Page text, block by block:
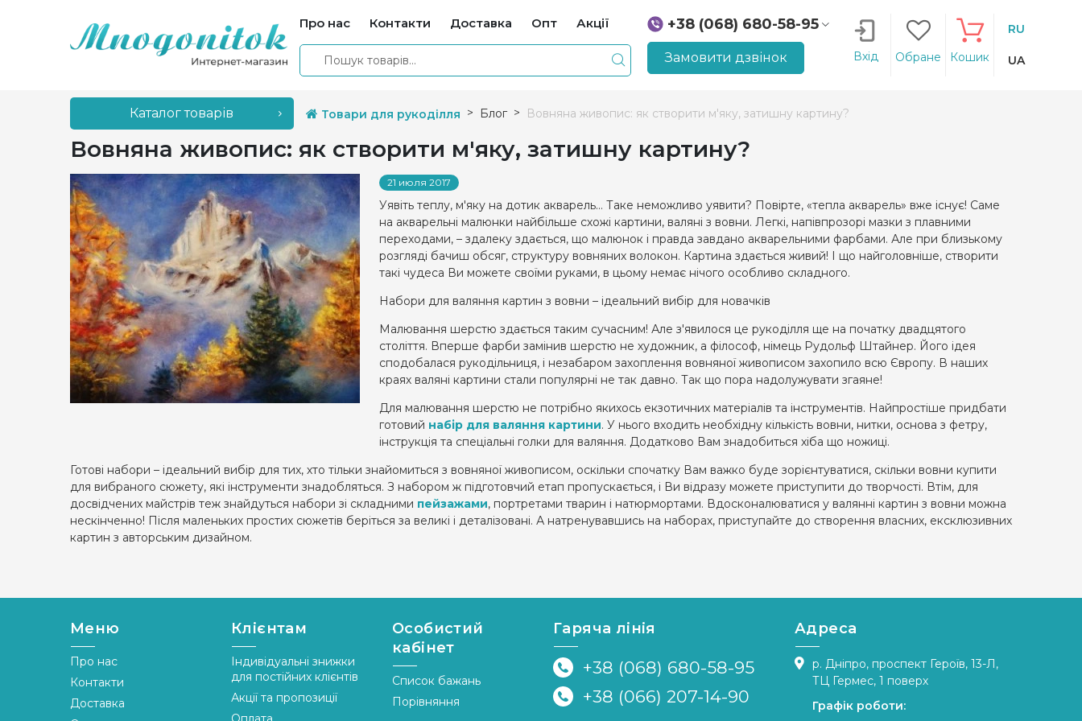
Про нас Контакти Доставка Опт Акції
+38 (068) 680-58-95
+38 (066) 207-14-90
Замовити дзвінок Вхід Обране Кошик
RU
UA
Каталог товарів Товари для рукоділля Блог Вовняна живопис: як створити м'яку, затишну картину?
Вовняна живопис: як створити м'яку, затишну картину?
21 июля 2017
Уявіть теплу, м'яку на дотик акварель… Таке неможливо уявити? Повірте, «тепла акварель» вже існує! Саме
на акварельні малюнки найбільше схожі картини, валяні з вовни. Легкі, напівпрозорі мазки з плавними
переходами, – здалеку здається, що малюнок і правда завдано акварельними фарбами. Але при близькому
розгляді бачиш обсяг, структуру вовняних волокон. Картина здається живий! І що найголовніше, створити
такі чудеса Ви можете своїми руками, в цьому немає нічого особливо складного.
Набори для валяння картин з вовни – ідеальний вибір для новачків
Малювання шерстю здається таким сучасним! Але з'явилося це рукоділля ще на початку двадцятого
століття. Вперше фарби замінив шерстю не художник, а філософ, німець Рудольф Штайнер. Його ідея
сподобалася рукодільниця, і незабаром захоплення вовняної живописом захопило всю Європу. В наших
краях валяні картини стали популярні не так давно. Так що пора надолужувати згаяне!
Для малювання шерстю не потрібно якихось екзотичних матеріалів та інструментів. Найпростіше придбати
готовий набір для валяння картини. У нього входить необхідну кількість вовни, нитки, основа з фетру,
інструкція та спеціальні голки для валяння. Додатково Вам знадобиться хіба що ножиці.
Готові набори – ідеальний вибір для тих, хто тільки знайомиться з вовняної живописом, оскільки спочатку Вам важко буде зорієнтуватися, скільки вовни купити
для вибраного сюжету, які інструменти знадобляться. З набором ж підготовчий етап пропускається, і Ви відразу можете приступити до творчості. Втім, для
досвідчених майстрів теж знайдуться набори зі складними пейзажами, портретами тварин і натюрмортами. Вдосконалюватися у валянні картин з вовни можна
нескінченно! Після маленьких простих сюжетів беріться за великі і деталізовані. А натренувавшись на наборах, приступайте до створення власних, ексклюзивних
картин з авторським дизайном.
Меню
Про нас
Контакти
Доставка
Клієнтам
Індивідуальні знижки
для постійних клієнтів
Акції та пропозиції
Особистий
кабінет
Список бажань
Порівняння
Гаряча лінія
+38 (068) 680-58-95
+38 (066) 207-14-90
Адреса
р. Дніпро, проспект Героїв, 13-Л,
ТЦ Гермес, 1 поверх
Графік роботи: